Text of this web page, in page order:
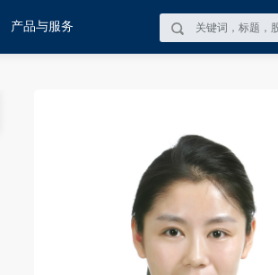
产品与服务